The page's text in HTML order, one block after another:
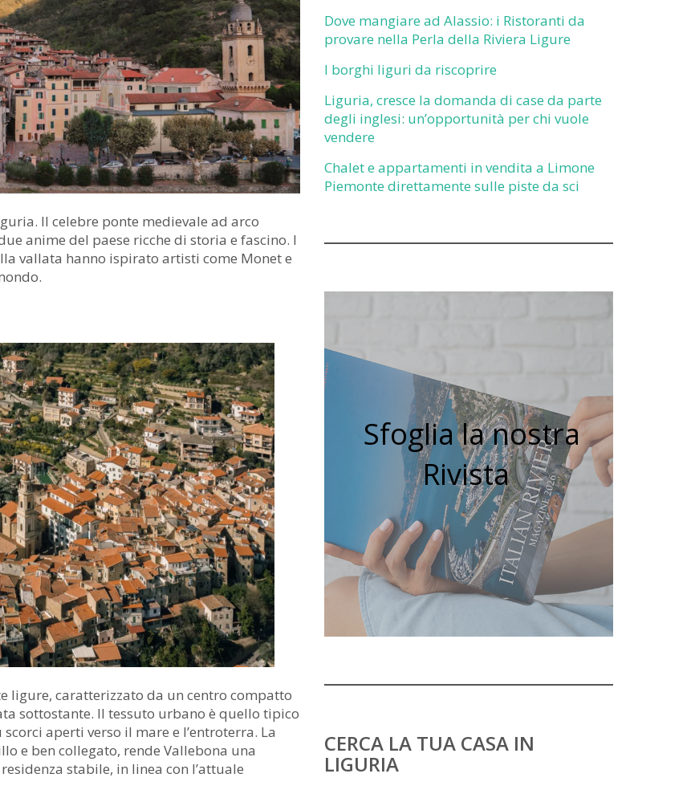
Il celebre ponte medievale ad arco
anime del paese ricche di storia e fascino. I
vallata hanno ispirato artisti come Monet e
ligure, caratterizzato da un centro compatto
sottostante. Il tessuto urbano è quello tipico
aperti verso il mare e l’entroterra. La
e ben collegato, rende Vallebona una
stabile, in linea con l’attuale
Dove mangiare ad Alassio: i Ristoranti da
provare nella Perla della Riviera Ligure
I borghi liguri da riscoprire
Liguria, cresce la domanda di case da parte
degli inglesi: un’opportunità per chi vuole
vendere
Chalet e appartamenti in vendita a Limone
Piemonte direttamente sulle piste da sci
Sfoglia la nostra
Rivista
CERCA LA TUA CASA IN
LIGURIA